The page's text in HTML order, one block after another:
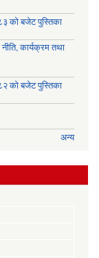
को बजेट पुस्तिका
कार्यक्रम तथा
को बजेट पुस्तिका
अन्य